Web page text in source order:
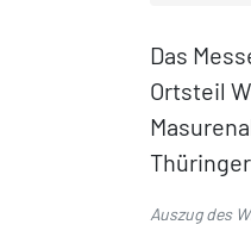
Das
Ortsteil
Auszug des